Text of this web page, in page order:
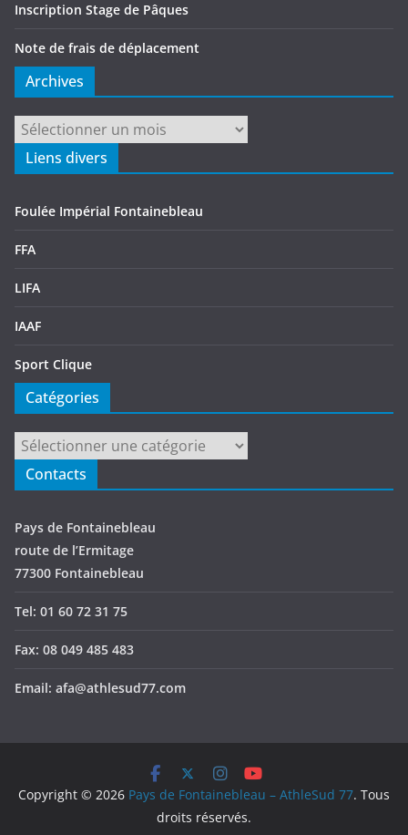
Inscription Stage de Pâques
Note de frais de déplacement
Archives
Archives
Liens divers
Foulée Impérial Fontainebleau
FFA
LIFA
IAAF
Sport Clique
Catégories
Catégories
Contacts
Pays de Fontainebleau
route de l’Ermitage
77300 Fontainebleau
Tel: 01 60 72 31 75
Fax: 08 049 485 483
Email: afa@athlesud77.com
Copyright © 2026 Pays de Fontainebleau – AthleSud 77. Tous
droits réservés.